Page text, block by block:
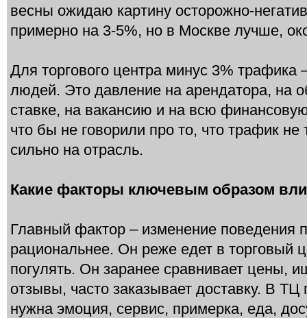
весны ожидаю картину осторожно-
примерно на 3-5%, но в Москве лучше,
Для торгового центра минус 3% трафика
людей. Это давление на арендатора, на
ставке, на вакансию и на всю
что бы не говорили про то, что трафик не
сильно на отрасль.
Какие факторы ключевым образом
Главный фактор – изменение поведения
рациональнее. Он реже едет в торговый
погулять. Он заранее сравнивает цены,
отзывы, часто заказывает доставку. В ТЦ
нужна эмоция, сервис, примерка, еда,